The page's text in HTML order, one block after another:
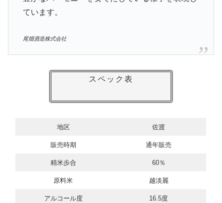
ています。
尾畑酒造株式会社
スペック表
地区 佐渡
販売時期 通年販売
精米歩合 60％
原料米 越淡麗
アルコール度 16.5度